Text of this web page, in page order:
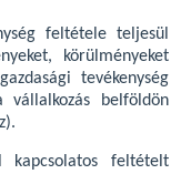
feltétele teljesül
körülményeket
tevékenység
vállalkozás belföldön
kapcsolatos feltételt